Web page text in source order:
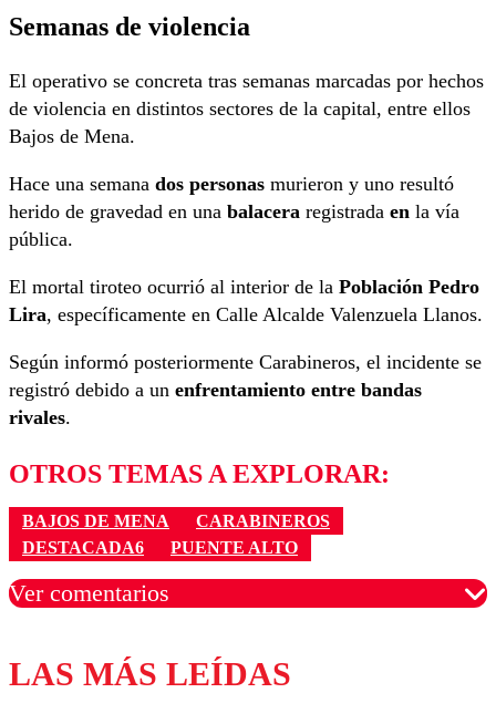
Semanas de violencia
El operativo se concreta tras semanas marcadas por hechos
de violencia en distintos sectores de la capital, entre ellos
Bajos de Mena.
Hace una semana dos personas murieron y uno resultó
herido de gravedad en una balacera registrada en la vía
pública.
El mortal tiroteo ocurrió al interior de la Población Pedro
Lira, específicamente en Calle Alcalde Valenzuela Llanos.
Según informó posteriormente Carabineros, el incidente se
registró debido a un enfrentamiento entre bandas
rivales.
OTROS TEMAS A EXPLORAR:
BAJOS DE MENA
CARABINEROS
DESTACADA6
PUENTE ALTO
Ver comentarios
Los comentarios son moderados para garantizar un
diálogo respetuoso.
LAS MÁS LEÍDAS